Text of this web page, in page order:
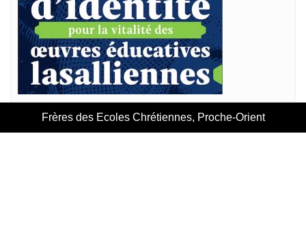
Frères des Ecoles Chrétiennes, Proche-Orient